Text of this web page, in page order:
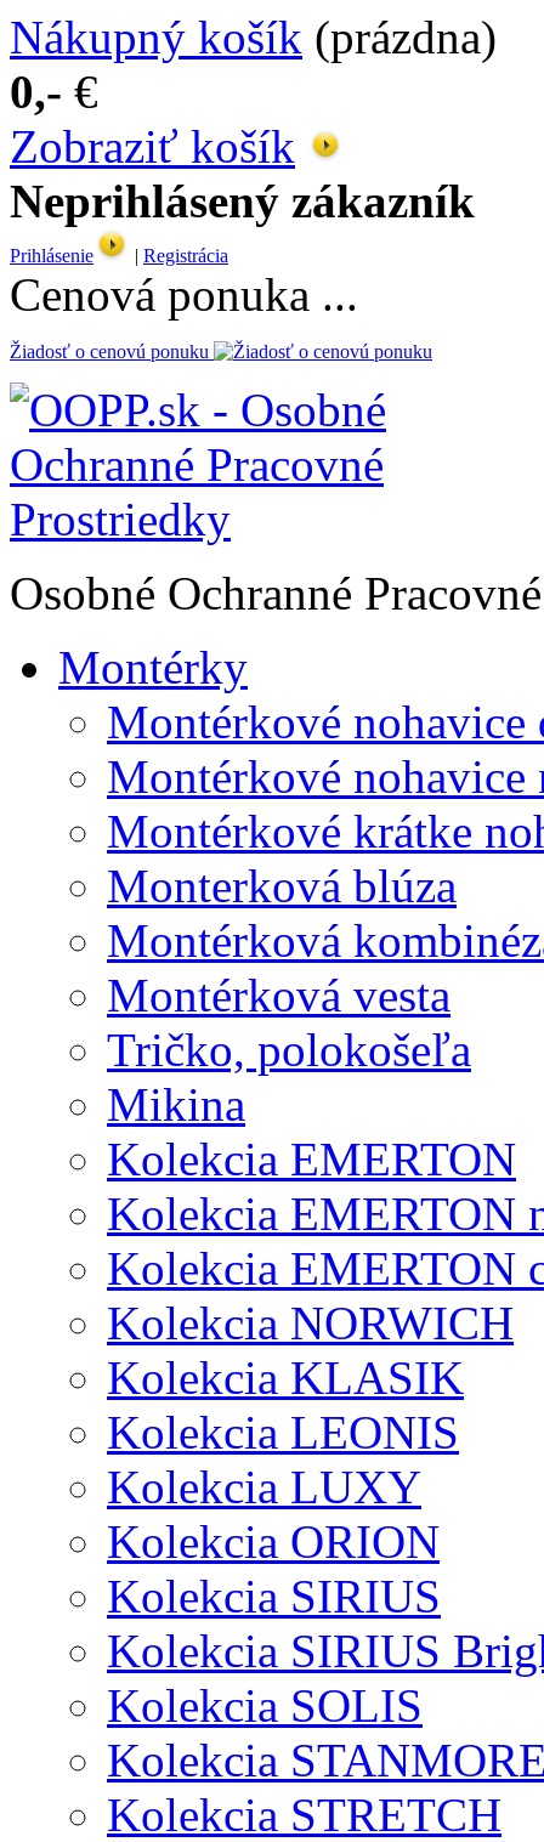
Nákupný košík (prázdna)
0,- €
Zobraziť košík
Neprihlásený zákazník
Prihlásenie | Registrácia
Cenová ponuka ...
Žiadosť o cenovú ponuku
Osobné Ochranné
Montérky
Montérkové nohavice
Montérkové nohavice
Montérkové krátke
Monterková blúza
Montérková
Montérková vesta
Tričko, polokošeľa
Mikina
Kolekcia EMERTON
Kolekcia EMERTON
Kolekcia EMERTON
Kolekcia NORWICH
Kolekcia KLASIK
Kolekcia LEONIS
Kolekcia LUXY
Kolekcia ORION
Kolekcia SIRIUS
Kolekcia SIRIUS
Kolekcia SOLIS
Kolekcia
Kolekcia STRETCH